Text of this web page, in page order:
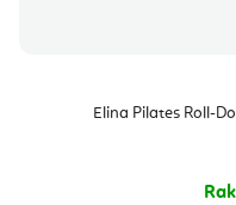
Elina Pilates Roll-